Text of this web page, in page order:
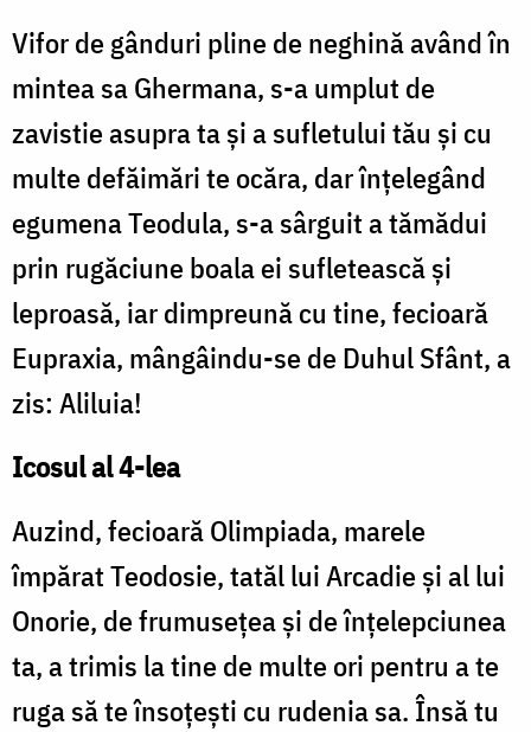
Vifor de gânduri pline de neghină având în
mintea sa Ghermana, s-a umplut de
zavistie asupra ta şi a sufletului tău şi cu
multe defăimări te ocăra, dar înţelegând
egumena Teodula, s-a sârguit a tămădui
prin rugăciune boala ei sufletească şi
leproasă, iar dimpreună cu tine, fecioară
Eupraxia, mângâindu-se de Duhul Sfânt, a
zis: Aliluia!
Icosul al 4-lea
Auzind, fecioară Olimpiada, marele
împărat Teodosie, tatăl lui Arcadie şi al lui
Onorie, de frumuseţea şi de înţelepciunea
ta, a trimis la tine de multe ori pentru a te
ruga să te însoţeşti cu rudenia sa. Însă tu